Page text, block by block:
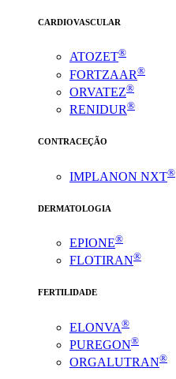
CARDIOVASCULAR
ATOZET®
FORTZAAR®
ORVATEZ®
RENIDUR®
CONTRACEÇÃO
IMPLANON NXT®
DERMATOLOGIA
EPIONE®
FLOTIRAN®
FERTILIDADE
ELONVA®
PUREGON®
ORGALUTRAN®